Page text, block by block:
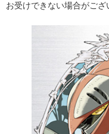
お受けできない場合がござ